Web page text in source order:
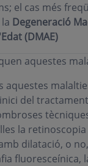
el cas més
Degeneració
(DMAE)
aquestes
aquestes
del
la
dilatació, o
fluoresceínica,